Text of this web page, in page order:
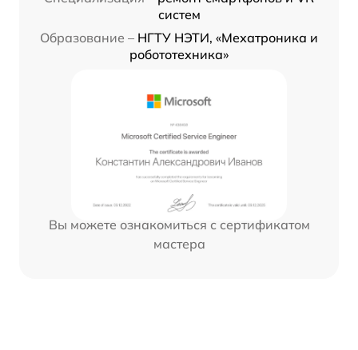
систем
Образование – НГТУ НЭТИ, «Мехатроника и
робототехника»
Вы можете ознакомиться с сертификатом
мастера